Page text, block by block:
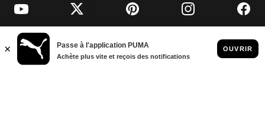
YouTube Twitter Pinterest Instagram
© PUMA EUROPE GMBH, 2026. TOUS DROITS RÉSERVÉS
MENTIONS ET DONNÉES LÉGALES